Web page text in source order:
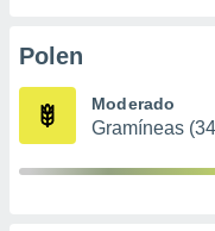
e
mediante
Polen
Moderado
Gramíneas